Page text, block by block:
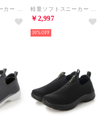
￥2,997
30%